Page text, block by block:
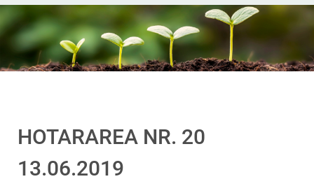
HOTARAREA NR. 20
13.06.2019